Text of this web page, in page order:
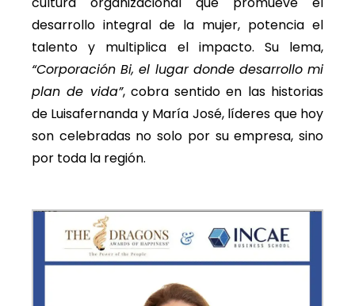
desarrollo integral de la mujer, potencia el
talento y multiplica el impacto. Su lema,
“Corporación Bi, el lugar donde desarrollo mi
plan de vida”, cobra sentido en las historias
de Luisafernanda y María José, líderes que hoy
son celebradas no solo por su empresa, sino
por toda la región.